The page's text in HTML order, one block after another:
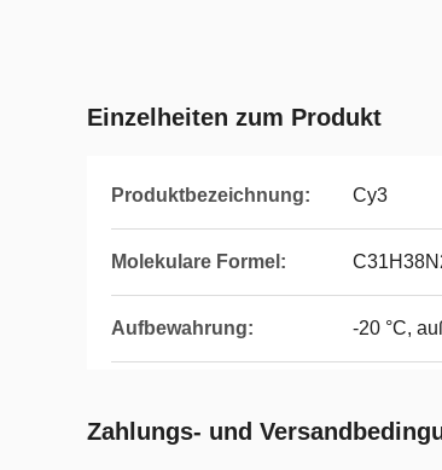
Einzelheiten zum Produkt
Produktbezeichnung: Cy3
Molekulare Formel:
Aufbewahrung: -20 °C,
Zahlungs- und